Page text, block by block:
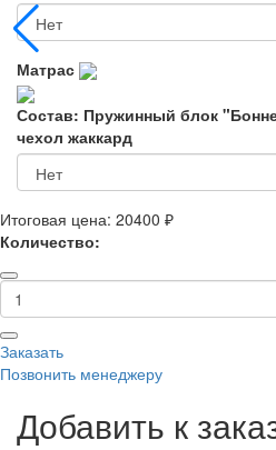
Матрас
Состав: Пружинный блок
чехол жаккард
Итоговая цена: 20400 ₽
Количество:
Заказать
Позвонить менеджеру
Добавить к